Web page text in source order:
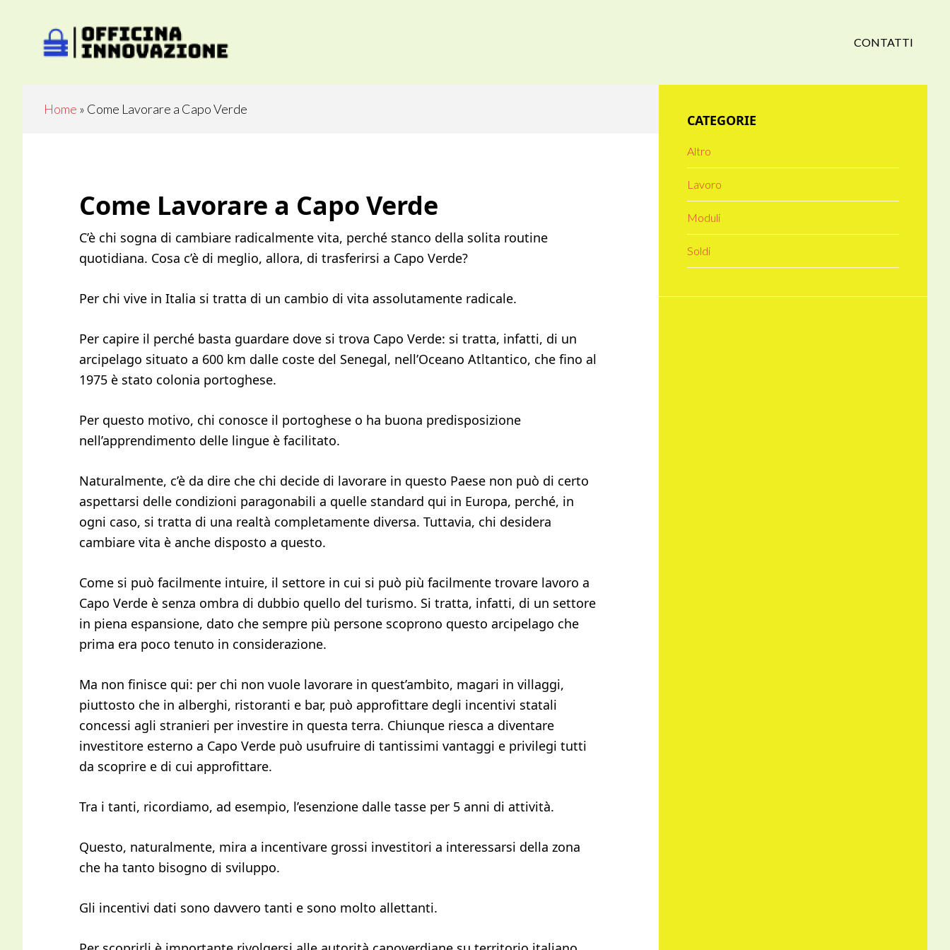
CONTATTI
Home » Come Lavorare a Capo Verde
Come Lavorare a Capo Verde
C’è chi sogna di cambiare radicalmente vita, perché stanco della solita routine
quotidiana. Cosa c’è di meglio, allora, di trasferirsi a Capo Verde?
Per chi vive in Italia si tratta di un cambio di vita assolutamente radicale.
Per capire il perché basta guardare dove si trova Capo Verde: si tratta, infatti, di un
arcipelago situato a 600 km dalle coste del Senegal, nell’Oceano Atltantico, che fino al
1975 è stato colonia portoghese.
Per questo motivo, chi conosce il portoghese o ha buona predisposizione
nell’apprendimento delle lingue è facilitato.
Naturalmente, c’è da dire che chi decide di lavorare in questo Paese non può di certo
aspettarsi delle condizioni paragonabili a quelle standard qui in Europa, perché, in
ogni caso, si tratta di una realtà completamente diversa. Tuttavia, chi desidera
cambiare vita è anche disposto a questo.
Come si può facilmente intuire, il settore in cui si può più facilmente trovare lavoro a
Capo Verde è senza ombra di dubbio quello del turismo. Si tratta, infatti, di un settore
in piena espansione, dato che sempre più persone scoprono questo arcipelago che
prima era poco tenuto in considerazione.
Ma non finisce qui: per chi non vuole lavorare in quest’ambito, magari in villaggi,
piuttosto che in alberghi, ristoranti e bar, può approfittare degli incentivi statali
concessi agli stranieri per investire in questa terra. Chiunque riesca a diventare
investitore esterno a Capo Verde può usufruire di tantissimi vantaggi e privilegi tutti
da scoprire e di cui approfittare.
Tra i tanti, ricordiamo, ad esempio, l’esenzione dalle tasse per 5 anni di attività.
Questo, naturalmente, mira a incentivare grossi investitori a interessarsi della zona
che ha tanto bisogno di sviluppo.
Gli incentivi dati sono davvero tanti e sono molto allettanti.
Sidebar
CATEGORIE
Altro
Lavoro
Moduli
Soldi